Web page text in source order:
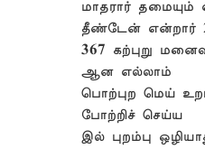
மாதரார்
தீண்டேன் என்றார்
367 கற்புறு
ஆன எல்லாம்
பொற்புற மெய்
போற்றிச் செய்ய
இல் புறம்பு